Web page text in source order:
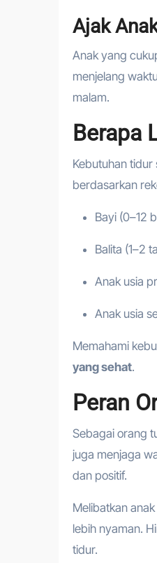
Ajak
Anak yang
menjelang
malam.
Berapa
Kebutuhan
berdasarkan
Bayi (0–12
Balita (1–2
Anak usia
Anak usia
Memahami
yang sehat.
Peran
Sebagai orang
juga menjaga
dan positif.
Melibatkan
lebih nyaman.
tidur.